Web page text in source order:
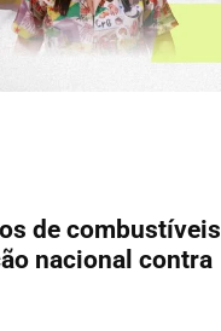
de combustíveis
nacional contra